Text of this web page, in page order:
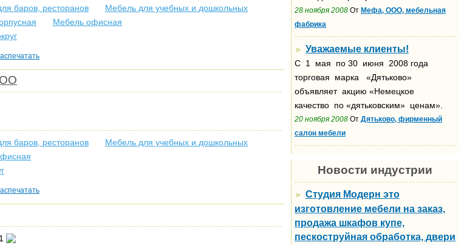
баров, ресторанов
Мебель для учебных и дошкольных
Мебель офисная
баров, ресторанов
Мебель для учебных и дошкольных
28 ноября 2008 От Мефа, ООО, мебельная
фабрика
► Уважаемые клиенты!
С 1 мая по 30 июня 2008 года
торговая марка «Дятьково»
объявляет акцию «Немецкое
качество по «дятьковским» ценам».
20 ноября 2008 От Дятьково, фирменный
салон мебели
Новости индустрии
► Студия Модерн это
изготовление мебели на заказ,
продажа шкафов купе,
пескоструйная обработка, двери